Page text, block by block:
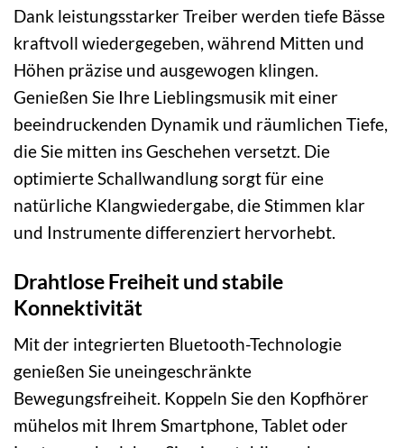
Dank leistungsstarker Treiber werden tiefe Bässe
kraftvoll wiedergegeben, während Mitten und
Höhen präzise und ausgewogen klingen.
Genießen Sie Ihre Lieblingsmusik mit einer
beeindruckenden Dynamik und räumlichen Tiefe,
die Sie mitten ins Geschehen versetzt. Die
optimierte Schallwandlung sorgt für eine
natürliche Klangwiedergabe, die Stimmen klar
und Instrumente differenziert hervorhebt.
Drahtlose Freiheit und stabile
Konnektivität
Mit der integrierten Bluetooth-Technologie
genießen Sie uneingeschränkte
Bewegungsfreiheit. Koppeln Sie den Kopfhörer
mühelos mit Ihrem Smartphone, Tablet oder